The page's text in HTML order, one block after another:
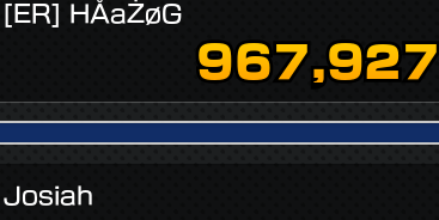
[ER] HÅaŻøG
967,927
Josiah